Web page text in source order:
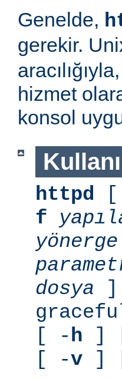
Genelde,
gerekir.
aracılığıyla,
hizmet
konsol
httpd [
f
yönerge
dosya ]
[ -h ]
[ -v ]